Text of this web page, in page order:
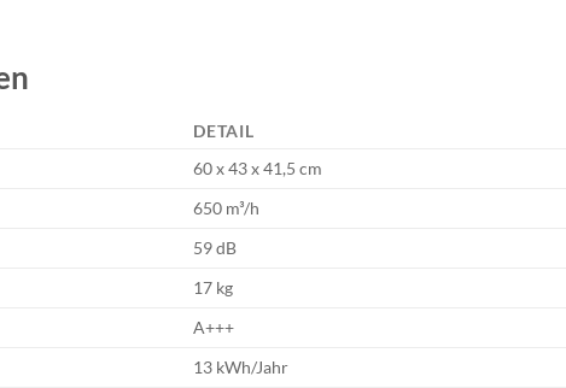
DETAIL
60 x 43 x 41,5 cm
650 m³/h
59 dB
17 kg
A+++
13 kWh/Jahr